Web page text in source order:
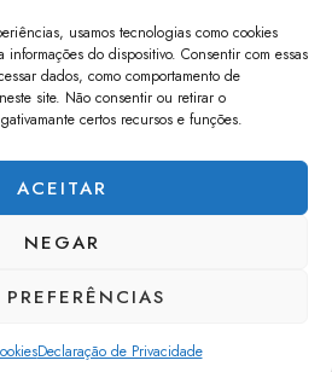
usamos tecnologias como cookies
do dispositivo. Consentir com essas
dados, como comportamento de
site. Não consentir ou retirar o
certos recursos e funções.
ACEITAR
NEGAR
Declaração de Privacidade
wgifts.pt
wpins.pt
os direitos reservados.